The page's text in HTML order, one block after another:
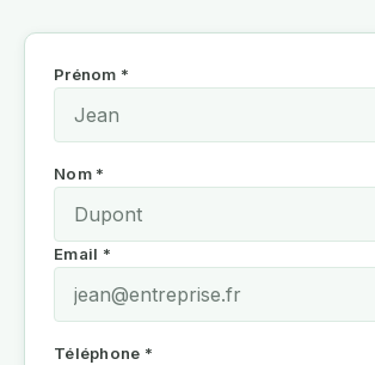
Prénom *
Nom *
Email *
Téléphone *